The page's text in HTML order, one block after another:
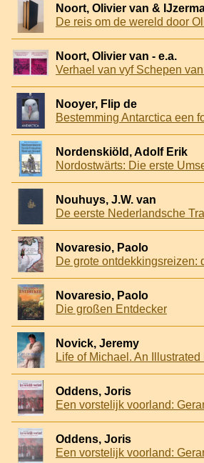
Noort, Olivier van - e.a.
Nooyer, Flip de
Nordenskiöld, Adolf Erik
Nouhuys, J.W. van
Novaresio, Paolo
Novaresio, Paolo
Die großen Entdecker
Novick, Jeremy
Oddens, Joris
Oddens, Joris